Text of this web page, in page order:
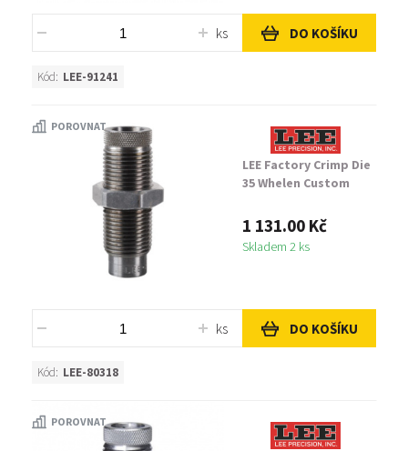
ks DO KOŠÍKU
Kód: LEE-91241
POROVNAT
LEE Factory Crimp Die
35 Whelen Custom
1 131.00 Kč
Skladem 2 ks
ks DO KOŠÍKU
Kód: LEE-80318
POROVNAT